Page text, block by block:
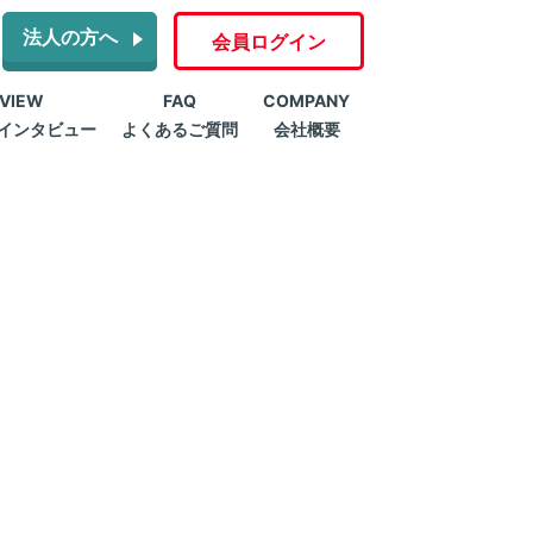
法人の方へ 会員ログイン
ンタビュー
FAQ
よくあるご質問
COMPANY
会社概要